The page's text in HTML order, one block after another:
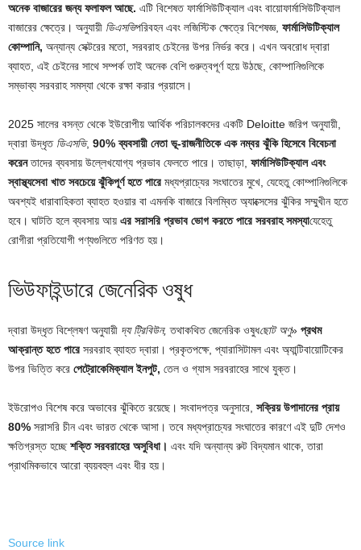
অনেক বাজারের জন্য ফলাফল আছে. এটি বিশেষত ফার্মাসিউটিক্যাল এবং বায়োফার্মাসিউটিক্যাল
বাজারের ক্ষেত্রে। অনুযায়ী ডিএসভিপরিবহন এবং লজিস্টিক ক্ষেত্রে বিশেষজ্ঞ, ফার্মাসিউটিক্যাল
কোম্পানি, অন্যান্য সেক্টরের মতো, সরবরাহ চেইনের উপর নির্ভর করে। এখন অবরোধ দ্বারা
ব্যাহত, এই চেইনের সাথে সম্পর্ক তাই অনেক বেশি গুরুত্বপূর্ণ হয়ে উঠছে, কোম্পানিগুলিকে
সম্ভাব্য সরবরাহ সমস্যা থেকে রক্ষা করার প্রয়াসে।
2025 সালের বসন্ত থেকে ইউরোপীয় আর্থিক পরিচালকদের একটি Deloitte জরিপ অনুযায়ী,
দ্বারা উদ্ধৃত ডিএসভি, 90% ব্যবসায়ী নেতা ভূ-রাজনীতিকে এক নম্বর ঝুঁকি হিসেবে বিবেচনা
করেনতাদের ব্যবসায় উল্লেখযোগ্য প্রভাব ফেলতে পারে। তাছাড়া, ফার্মাসিউটিক্যাল এবং
স্বাস্থ্যসেবা খাত সবচেয়ে ঝুঁকিপূর্ণ হতে পারে মধ্যপ্রাচ্যের সংঘাতের মুখে, যেহেতু কোম্পানিগুলিকে
অবশ্যই ধারাবাহিকতা ব্যাহত হওয়ার বা এমনকি বাজারে বিলম্বিত অ্যাক্সেসের ঝুঁকির সম্মুখীন হতে
হবে। ঘাটতি হলে ব্যবসায় আয় এর সরাসরি প্রভাব ভোগ করতে পারে সরবরাহ সমস্যাযেহেতু
রোগীরা প্রতিযোগী পণ্যগুলিতে পরিণত হয়।
ভিউফাইন্ডারে জেনেরিক ওষুধ
দ্বারা উদ্ধৃত বিশ্লেষণ অনুযায়ী দ্য ট্রিবিউন, তথাকথিত জেনেরিক ওষুধছোট অণু» প্রথম
আক্রান্ত হতে পারে সরবরাহ ব্যাহত দ্বারা। প্রকৃতপক্ষে, প্যারাসিটামল এবং অ্যান্টিবায়োটিকের
উপর ভিত্তি করে পেট্রোকেমিক্যাল ইনপুট, তেল ও গ্যাস সরবরাহের সাথে যুক্ত।
ইউরোপও বিশেষ করে অভাবের ঝুঁকিতে রয়েছে। সংবাদপত্র অনুসারে, সক্রিয় উপাদানের প্রায়
80% সরাসরি চীন এবং ভারত থেকে আসা। তবে মধ্যপ্রাচ্যের সংঘাতের কারণে এই দুটি দেশও
ক্ষতিগ্রস্ত হচ্ছেশক্তি সরবরাহের অসুবিধা। এবং যদি অন্যান্য রুট বিদ্যমান থাকে, তারা
প্রাথমিকভাবে আরো ব্যয়বহুল এবং ধীর হয়।
Source link